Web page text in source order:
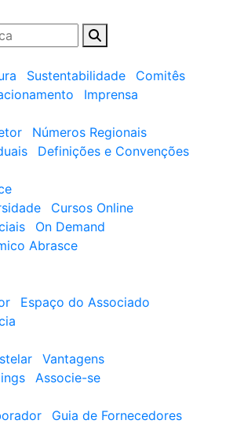
Sustentabilidade
Comitês
Imprensa
Números Regionais
Definições e Convenções
Cursos Online
On Demand
Abrasce
Espaço do Associado
Vantagens
Associe-se
Guia de Fornecedores